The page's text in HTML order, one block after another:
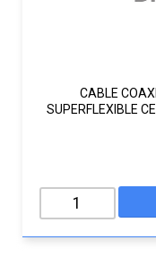
CABLE
SUPERFLEXIBLE